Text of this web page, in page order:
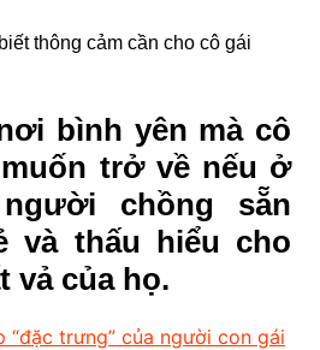
bình yên mà cô
trở về nếu ở
chồng sẵn
và thấu hiểu cho
vả của họ.
“đặc trưng” của người con gái